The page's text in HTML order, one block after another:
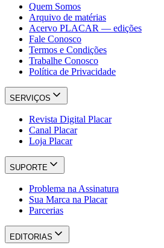
Quem Somos
Arquivo de matérias
Acervo PLACAR — edições
Fale Conosco
Termos e Condições
Trabalhe Conosco
Política de Privacidade
SERVIÇOS
Revista Digital Placar
Canal Placar
Loja Placar
SUPORTE
Problema na Assinatura
Sua Marca na Placar
Parcerias
EDITORIAS